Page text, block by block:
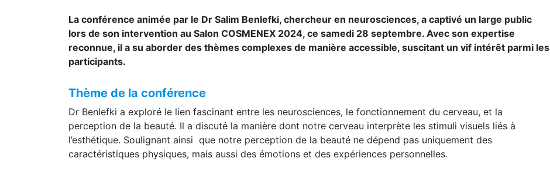
La conférence animée par le Dr Salim Benlefki, chercheur en neurosciences, a captivé un large public
lors de son intervention au Salon COSMENEX 2024, ce samedi 28 septembre. Avec son expertise
reconnue, il a su aborder des thèmes complexes de manière accessible, suscitant un vif intérêt parmi les
participants.
Thème de la conférence
Dr Benlefki a exploré le lien fascinant entre les neurosciences, le fonctionnement du cerveau, et la
perception de la beauté. Il a discuté la manière dont notre cerveau interprète les stimuli visuels liés à
l’esthétique. Soulignant ainsi que notre perception de la beauté ne dépend pas uniquement des
caractéristiques physiques, mais aussi des émotions et des expériences personnelles.